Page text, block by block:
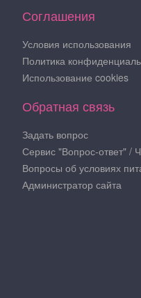
Соглашения
Условия использования
Политика
Использование cookies
Обратная связь
Задать вопрос
Сервис "Вопрос-ответ" /
Вопросы об условиях
Администратор сайта